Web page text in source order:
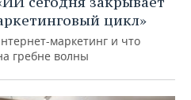
цикл»
маркетинг и что
гребне волны